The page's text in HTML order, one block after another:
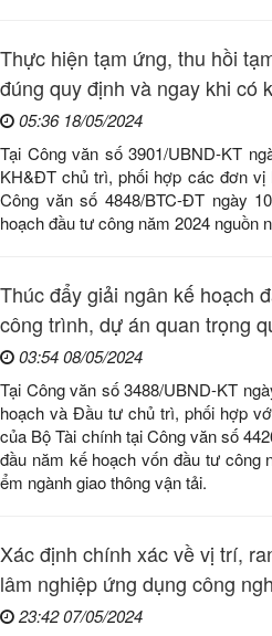
Thực hiện tạm ứng, thu hồi
đúng quy định và ngay khi có
05:36 18/05/2024
Tại Công văn số 3901/UBND-KT
KH&ĐT chủ trì, phối hợp các đơn vị
Công văn số 4848/BTC-ĐT ngày
hoạch đầu tư công năm 2024 nguồn
Thúc đẩy giải ngân kế hoạch
công trình, dự án quan trọng
03:54 08/05/2024
Tại Công văn số 3488/UBND-KT
hoạch và Đầu tư chủ trì, phối hợp
của Bộ Tài chính tại Công văn số
đầu năm kế hoạch vốn đầu tư công
ngành giao thông vận tải.
Xác định chính xác về vị trí,
lâm nghiệp ứng dụng công
23:42 07/05/2024